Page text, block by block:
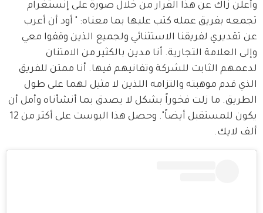
وأعلن زاك عن هذا القرار من خلال صورة على إنستغرام
تجمعه بفريق عمله كتب عليها بما معناه: " أود أن أعرب
عن تقديري لفريقنا الاستثنائي ولجميع الذين وقفوا معي
وإلى العلامة التجارية. أنا مدين بالكثير من الامتنان
لدعمهم الثابت للشركة وتفانيهم فيها. أنا ممتن للفريق
الذي قدم موهبته والتزامه اللذين لا مثيل لهما على طول
الطريق. ما زلت فخوراً بشكل لا يصدق بما أنشأناه وأمل أن
ألف لايك.